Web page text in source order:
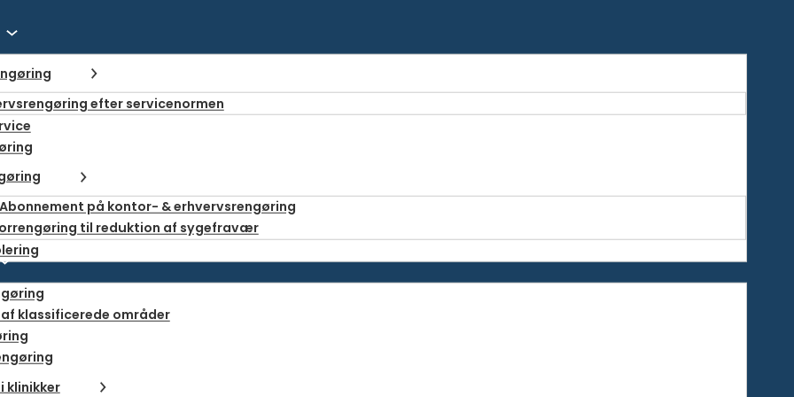
efter servicenormen
på kontor- & erhvervsrengøring
til reduktion af sygefravær
klassificerede områder
klinikker